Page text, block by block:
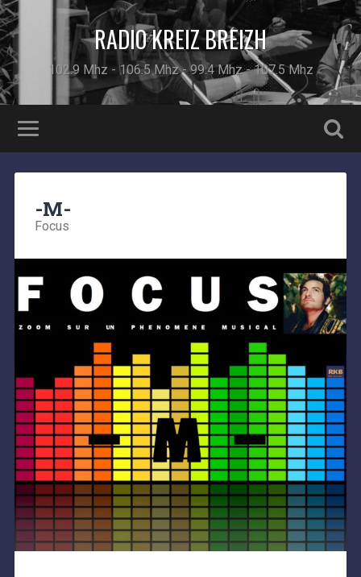
RADIO KREIZ BREIZH
102.9 Mhz - 106.5 Mhz - 99.4 Mhz - 107.5 Mhz
-M-
Focus